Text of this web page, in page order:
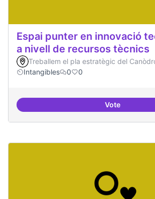
Espai punter en innovació
a nivell de recursos tècnics
Treballem el pla estratègic del
Intangibles
0 0
VoteEspai